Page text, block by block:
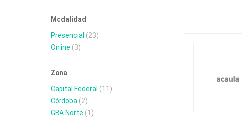
Modalidad
Presencial (23)
Online (3)
Zona
Capital Federal (11)
Córdoba (2)
GBA Norte (1)